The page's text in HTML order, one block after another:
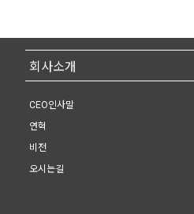
회사소개
CEO인사말
연혁
비전
오시는길